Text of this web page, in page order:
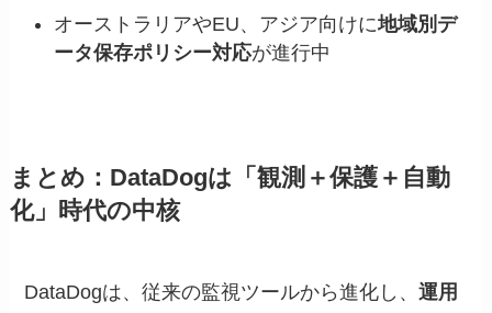
オーストラリアやEU、アジア向けに地域別デ
ータ保存ポリシー対応が進行中
まとめ：DataDogは「観測＋保護＋自動
化」時代の中核
DataDogは、従来の監視ツールから進化し、運用